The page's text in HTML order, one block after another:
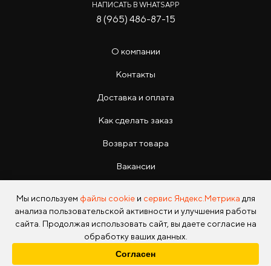
НАПИСАТЬ В WHATSAPP
8 (965) 486-87-15
О компании
Контакты
Доставка и оплата
Как сделать заказ
Возврат товара
Вакансии
Copyright © 2026 Photo Park Все права защищены
Мы используем файлы cookieи сервис Яндекс.Метрика для
анализа пользовательской активности и улучшения работы
сайта. Продолжая использовать сайт, вы даете согласие на
обработку ваших данных.
Согласен